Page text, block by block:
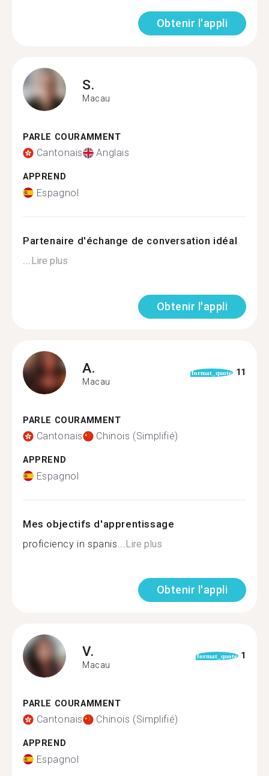
Obtenir l'appli
S.
Macau
PARLE COURAMMENT
Cantonais Anglais
APPREND
Espagnol
Partenaire d'échange de conversation idéal
Lire plus
Obtenir l'appli
A.
Macau
format_quote 11
PARLE COURAMMENT
Cantonais Chinois (Simplifié)
APPREND
Espagnol
Mes objectifs d'apprentissage
proficiency in spanis... Lire plus
Obtenir l'appli
V.
Macau
format_quote 1
PARLE COURAMMENT
Cantonais Chinois (Simplifié)
APPREND
Espagnol